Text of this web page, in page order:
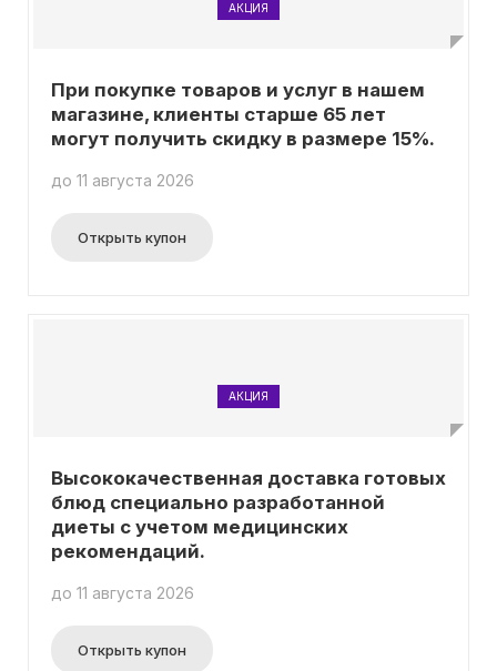
АКЦИЯ
При покупке товаров и услуг в нашем
магазине, клиенты старше 65 лет
могут получить скидку в размере 15%.
до 11 августа 2026
Открыть купон
АКЦИЯ
Высококачественная доставка готовых
блюд специально разработанной
диеты с учетом медицинских
рекомендаций.
до 11 августа 2026
Открыть купон